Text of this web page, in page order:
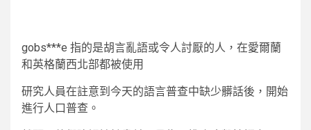
gobs***e 指的是胡言亂語或令人討厭的人，在愛爾蘭
和英格蘭西北部都被使用
研究人員在註意到今天的語言普查中缺少髒話後，開始
進行人口普查。